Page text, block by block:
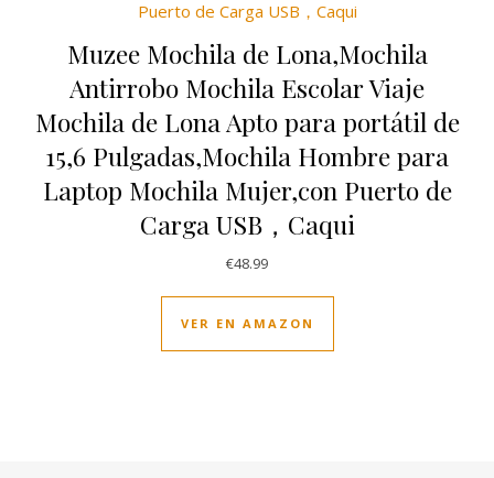
Muzee Mochila de Lona,Mochila
Antirrobo Mochila Escolar Viaje
Mochila de Lona Apto para portátil de
15,6 Pulgadas,Mochila Hombre para
Laptop Mochila Mujer,con Puerto de
Carga USB，Caqui
€48.99
VER EN AMAZON